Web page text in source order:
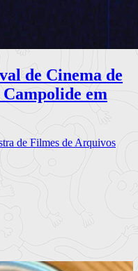
de Cinema de
em
de Filmes de Arquivos